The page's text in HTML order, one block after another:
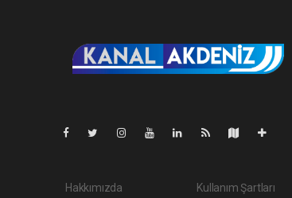
Hakkımızda
Kullanım Şartları